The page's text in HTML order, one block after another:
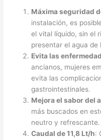
Máxima seguridad
instalación, es
el vital líquido, sin el
presentar el agua de
Evita las
ancianos, mujeres
evita las
gastrointestinales.
Mejora el sabor del
más buscados en
neutro y refrescante.
Caudal de 11,8 Lt/h: